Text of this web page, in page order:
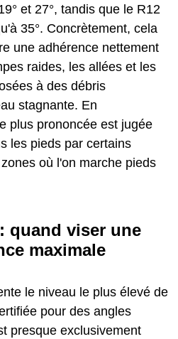
et 27°, tandis que le R12
35°. Concrètement, cela
une adhérence nettement
raides, les allées et les
à des débris
stagnante. En
plus prononcée est jugée
les pieds par certains
où l'on marche pieds
quand viser une
maximale
le niveau le plus élevé de
pour des angles
presque exclusivement